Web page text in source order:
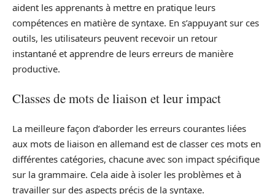
aident les apprenants à mettre en pratique leurs
compétences en matière de syntaxe. En s’appuyant sur ces
outils, les utilisateurs peuvent recevoir un retour
instantané et apprendre de leurs erreurs de manière
productive.
Classes de mots de liaison et leur impact
La meilleure façon d’aborder les erreurs courantes liées
aux mots de liaison en allemand est de classer ces mots en
différentes catégories, chacune avec son impact spécifique
sur la grammaire. Cela aide à isoler les problèmes et à
travailler sur des aspects précis de la syntaxe.